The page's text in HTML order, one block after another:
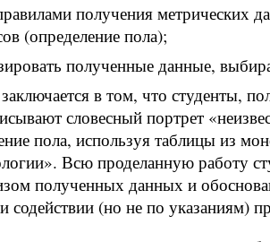
получения метрических
(определение пола);
полученные данные,
в том, что студенты,
словесный портрет
пола, используя таблицы из
Всю проделанную работу
полученных данных и
содействии (но не по указаниям)